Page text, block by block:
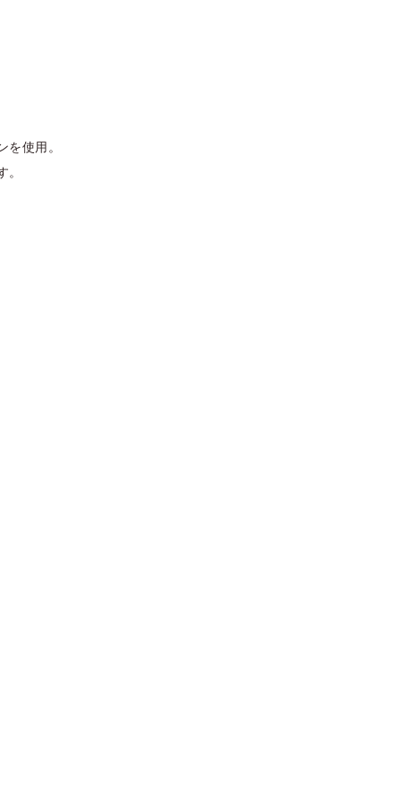
使用。